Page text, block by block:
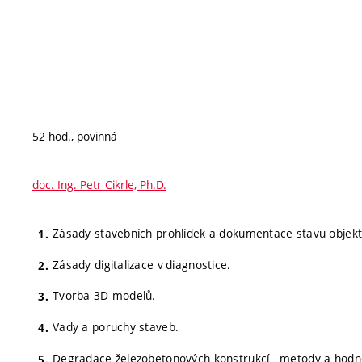
52 hod., povinná
doc. Ing. Petr Cikrle, Ph.D.
Zásady stavebních prohlídek a dokumentace stavu
Zásady digitalizace v diagnostice.
Tvorba 3D modelů.
Vady a poruchy staveb.
Degradace železobetonových konstrukcí - metody a